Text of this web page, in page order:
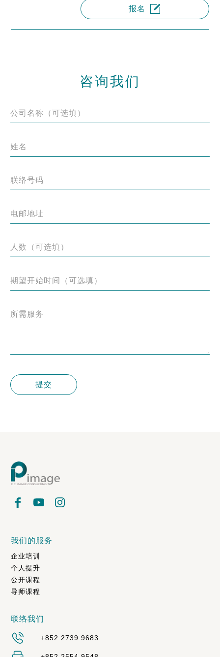
报名
咨询我们
公司名称（可选填）
姓名
联络号码
电邮地址
人数（可选填）
期望开始时间（可选填）
所需服务
提交
我们的服务
企业培训
个人提升
公开课程
导师课程
联络我们
+852 2739 9683